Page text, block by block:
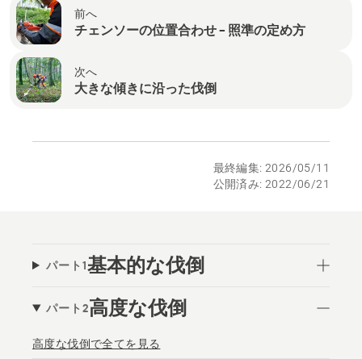
前へ
チェンソーの位置合わせ – 照準の定め方
次へ
大きな傾きに沿った伐倒
最終編集: 2026/05/11
公開済み: 2022/06/21
パート1基本的な伐倒
パート2高度な伐倒
高度な伐倒で全てを見る